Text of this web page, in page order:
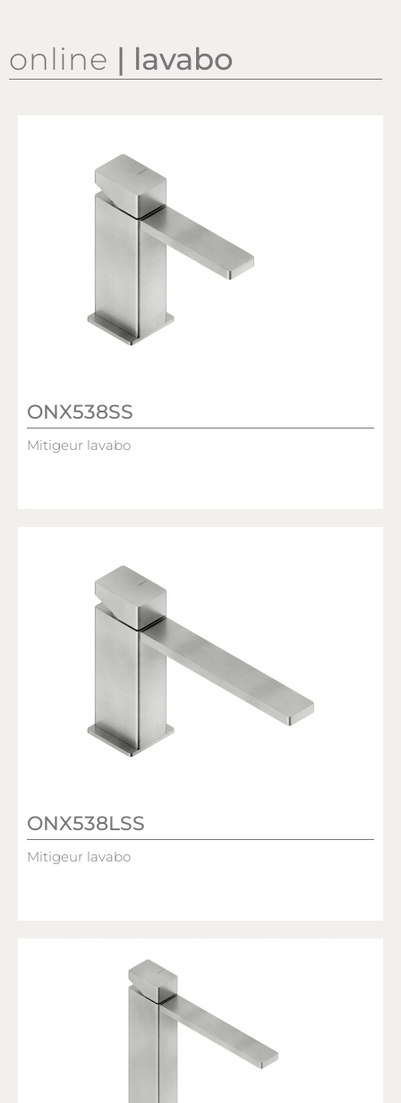
online | lavabo
ONX538SS
Mitigeur lavabo
ONX538LSS
Mitigeur lavabo